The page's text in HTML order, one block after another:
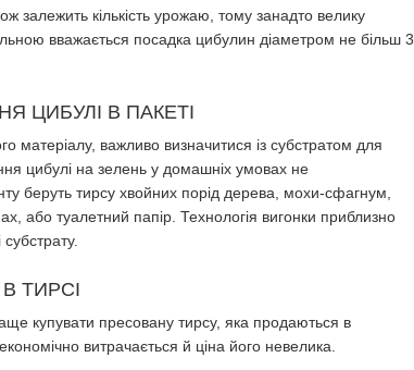
залежить кількість урожаю, тому занадто велику
вважається посадка цибулин діаметром не більш 3
ЦИБУЛІ В ПАКЕТІ
матеріалу, важливо визначитися із субстратом для
цибулі на зелень у домашніх умовах не
беруть тирсу хвойних порід дерева, мохи-сфагнум,
або туалетний папір. Технологія вигонки приблизно
ТИРСІ
купувати пресовану тирсу, яка продаються в
витрачається й ціна його невелика.